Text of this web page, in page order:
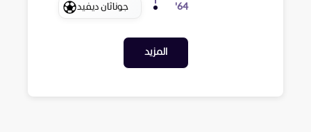
64
' جوناثان ديفيد
المزيد